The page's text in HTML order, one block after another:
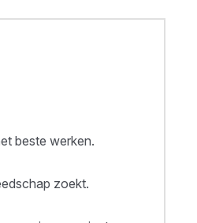
beste werken.
zoekt.